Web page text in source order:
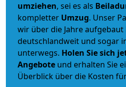
umziehen, sei es als
kompletter Umzug. Unser
wir über die Jahre aufgebaut
deutschlandweit und sogar
unterwegs. Holen Sie sich
Angebote und erhalten Sie
Überblick über die Kosten